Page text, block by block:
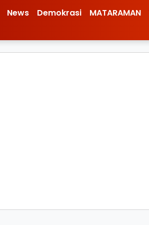
News Demokrasi MATARAMAN